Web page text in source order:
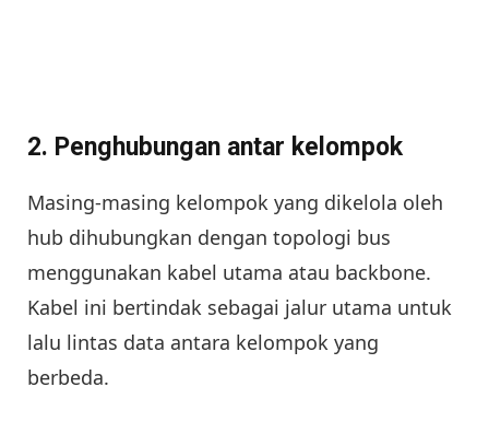
2. Penghubungan antar kelompok
Masing-masing kelompok yang dikelola oleh
hub dihubungkan dengan topologi bus
menggunakan kabel utama atau backbone.
Kabel ini bertindak sebagai jalur utama untuk
lalu lintas data antara kelompok yang
berbeda.